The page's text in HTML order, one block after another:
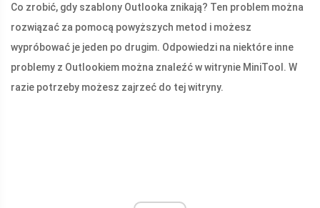
Co zrobić, gdy szablony Outlooka znikają? Ten problem można
rozwiązać za pomocą powyższych metod i możesz
wypróbować je jeden po drugim. Odpowiedzi na niektóre inne
problemy z Outlookiem można znaleźć w witrynie MiniTool. W
razie potrzeby możesz zajrzeć do tej witryny.